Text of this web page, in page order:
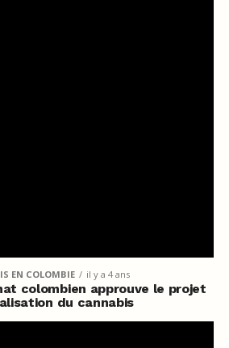
EN COLOMBIE il y a 4 ans
colombien approuve le projet
du cannabis